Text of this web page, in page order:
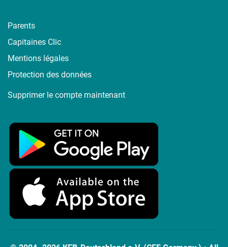
Parents
Capitaines Clic
Mentions légales
Protection des données
Supprimer le compte maintenant